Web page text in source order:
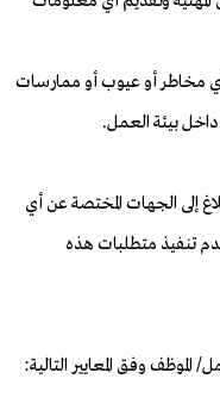
مخاطر أو عيوب أو ممارسات
بيئة العمل.
إلى الجهات المختصة عن أي
تنفيذ متطلبات هذه
الموظف وفق المعايير التالية: